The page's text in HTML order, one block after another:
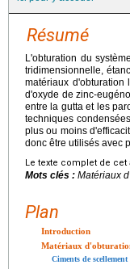
Résumé
L'obturation du
tridimensionnelle,
matériaux
d'oxyde de zinc-
entre la gutta et les
techniques
plus ou moins
donc être utilisés avec
Le texte complet de cet
Mots clés : Matériaux
Plan
Introduction
Matériaux
Ciments de